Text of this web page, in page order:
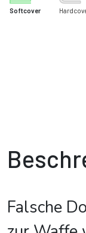
Softcover
Falsche